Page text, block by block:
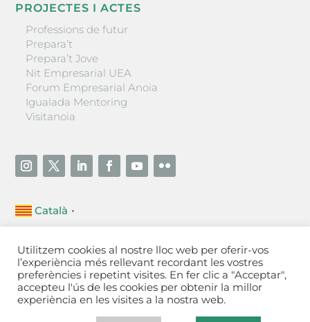
PROJECTES I ACTES
Professions de futur
Prepara’t
Prepara’t Jove
Nit Empresarial UEA
Forum Empresarial Anoia
Igualada Mentoring
Visitanoia
Català ▼
Unió Empresarial de l’Anoia (UEA)
Ctra. de Manresa, 131, 08700 – Igualada(Barcelona)
Tel 93 805 22 92
Contactar
Utilitzem cookies al nostre lloc web per oferir-vos
l’experiència més rellevant recordant les vostres
preferències i repetint visites. En fer clic a "Acceptar",
accepteu l'ús de les cookies per obtenir la millor
experiència en les visites a la nostra web.